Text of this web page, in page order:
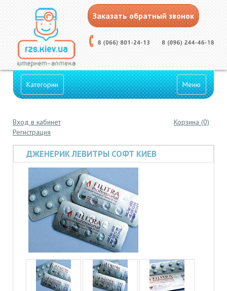
Заказать обратный звонок
Категории Меню
Вход в кабинет
Регистрация
Корзина (0)
ДЖЕНЕРИК ЛЕВИТРЫ СОФТ КИЕВ